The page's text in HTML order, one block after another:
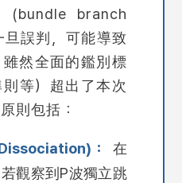
branch
誤判，可能導致
然全面的鑑別標
等）超出了本次
則包括：
：
在
觀察到P波獨立跳